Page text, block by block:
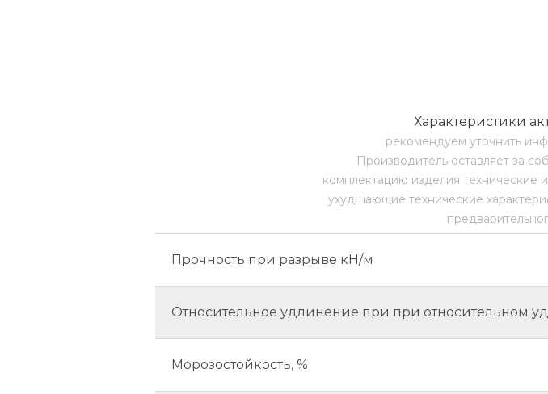
Характеристики
рекомендуем уточнить
Производитель оставляет за
комплектацию изделия технические
ухудшающие технические
Прочность при разрыве кН/м
Относительное удлинение при при относительном
Морозостойкость, %